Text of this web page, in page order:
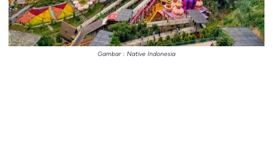
Gambar : Native Indonesia